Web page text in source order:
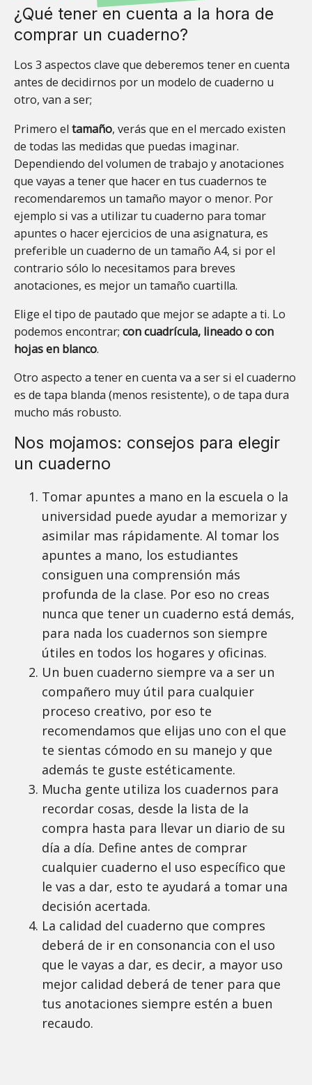
¿Qué tener en cuenta a la hora de
comprar un cuaderno?
Los 3 aspectos clave que deberemos tener en cuenta
antes de decidirnos por un modelo de cuaderno u
otro, van a ser;
Primero el tamaño, verás que en el mercado existen
de todas las medidas que puedas imaginar.
Dependiendo del volumen de trabajo y anotaciones
que vayas a tener que hacer en tus cuadernos te
recomendaremos un tamaño mayor o menor. Por
ejemplo si vas a utilizar tu cuaderno para tomar
apuntes o hacer ejercicios de una asignatura, es
preferible un cuaderno de un tamaño A4, si por el
contrario sólo lo necesitamos para breves
anotaciones, es mejor un tamaño cuartilla.
Elige el tipo de pautado que mejor se adapte a ti. Lo
podemos encontrar; con cuadrícula, lineado o con
hojas en blanco.
Otro aspecto a tener en cuenta va a ser si el cuaderno
es de tapa blanda (menos resistente), o de tapa dura
mucho más robusto.
Nos mojamos: consejos para elegir
un cuaderno
Tomar apuntes a mano en la escuela o la
universidad puede ayudar a memorizar y
asimilar mas rápidamente. Al tomar los
apuntes a mano, los estudiantes
consiguen una comprensión más
profunda de la clase. Por eso no creas
nunca que tener un cuaderno está demás,
para nada los cuadernos son siempre
útiles en todos los hogares y oficinas.
Un buen cuaderno siempre va a ser un
compañero muy útil para cualquier
proceso creativo, por eso te
recomendamos que elijas uno con el que
te sientas cómodo en su manejo y que
además te guste estéticamente.
Mucha gente utiliza los cuadernos para
recordar cosas, desde la lista de la
compra hasta para llevar un diario de su
día a día. Define antes de comprar
cualquier cuaderno el uso específico que
le vas a dar, esto te ayudará a tomar una
decisión acertada.
La calidad del cuaderno que compres
deberá de ir en consonancia con el uso
que le vayas a dar, es decir, a mayor uso
mejor calidad deberá de tener para que
tus anotaciones siempre estén a buen
recaudo.